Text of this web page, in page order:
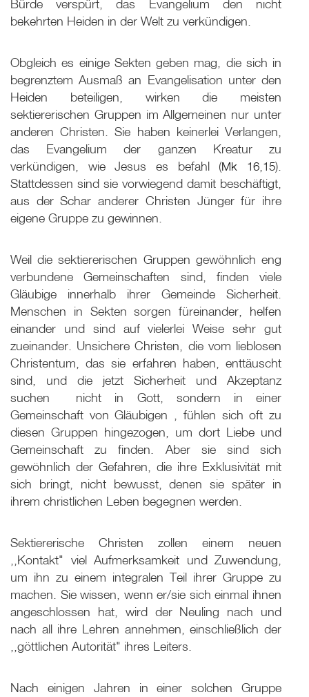
Bürde verspürt, das Evangelium den nicht
bekehrten Heiden in der Welt zu verkündigen.
Obgleich es einige Sekten geben mag, die sich in
begrenztem Ausmaß an Evangelisation unter den
Heiden beteiligen, wirken die meisten
sektiererischen Gruppen im Allgemeinen nur unter
anderen Christen. Sie haben keinerlei Verlangen,
das Evangelium der ganzen Kreatur zu
verkündigen, wie Jesus es befahl (Mk 16 15).
Stattdessen sind sie vorwiegend damit beschäftigt,
aus der Schar anderer Christen Jünger für ihre
eigene Gruppe zu gewinnen.
Weil die sektiererischen Gruppen gewöhnlich eng
verbundene Gemeinschaften sind, finden viele
Gläubige innerhalb ihrer Gemeinde Sicherheit.
Menschen in Sekten sorgen füreinander, helfen
einander und sind auf vielerlei Weise sehr gut
zueinander. Unsichere Christen, die vom lieblosen
Christentum, das sie erfahren haben, enttäuscht
sind, und die jetzt Sicherheit und Akzeptanz
suchen ­ nicht in Gott, sondern in einer
Gemeinschaft von Gläubigen ­, fühlen sich oft zu
diesen Gruppen hingezogen, um dort Liebe und
Gemeinschaft zu finden. Aber sie sind sich
gewöhnlich der Gefahren, die ihre Exklusivität mit
sich bringt, nicht bewusst, denen sie später in
ihrem christlichen Leben begegnen werden.
Sektiererische Christen zollen einem neuen
,,Kontakt" viel Aufmerksamkeit und Zuwendung,
um ihn zu einem integralen Teil ihrer Gruppe zu
machen. Sie wissen, wenn er/sie sich einmal ihnen
angeschlossen hat, wird der Neuling nach und
nach all ihre Lehren annehmen, einschließlich der
,,göttlichen Autorität" ihres Leiters.
Nach einigen Jahren in einer solchen Gruppe